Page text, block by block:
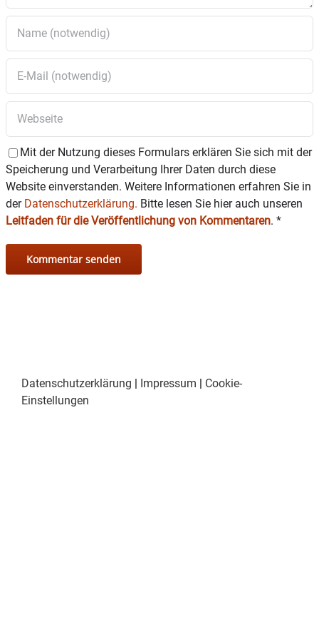
Mit der Nutzung dieses Formulars erklären Sie sich mit der
Speicherung und Verarbeitung Ihrer Daten durch diese
Website einverstanden. Weitere Informationen erfahren Sie in
der Datenschutzerklärung. Bitte lesen Sie hier auch unseren
Leitfaden für die Veröffentlichung von Kommentaren. *
Datenschutzerklärung | Impressum | Cookie-
Einstellungen